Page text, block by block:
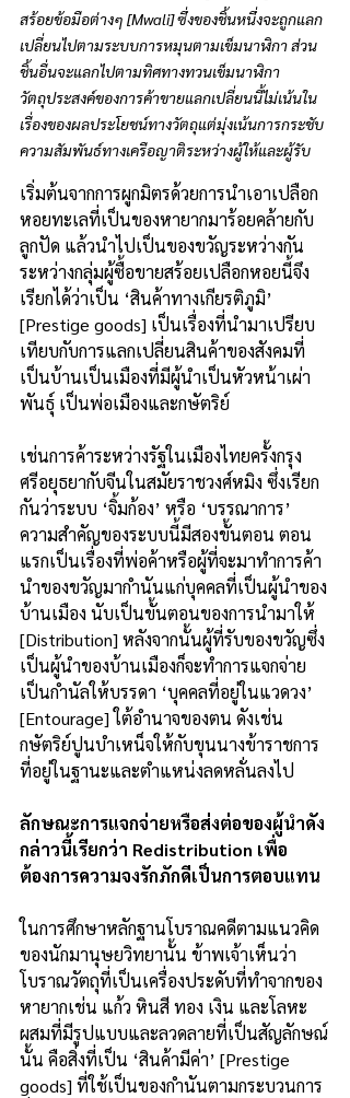
สร้อยข้อมือต่างๆ [Mwali] ซึ่งของชิ้นหนึ่งจะถูกแลก
เปลี่ยนไปตามระบบการหมุนตามเข็มนาฬิกา ส่วน
ชิ้นอื่นจะแลกไปตามทิศทางทวนเข็มนาฬิกา
วัตถุประสงค์ของการค้าขายแลกเปลี่ยนนี้ไม่เน้นใน
เรื่องของผลประโยชน์ทางวัตถุแต่มุ่งเน้นการกระชับ
ความสัมพันธ์ทางเครือญาติระหว่างผู้ให้และผู้รับ
เริ่มต้นจากการผูกมิตรด้วยการนำเอาเปลือก
หอยทะเลที่เป็นของหายากมาร้อยคล้ายกับ
ลูกปัด แล้วนำไปเป็นของขวัญระหว่างกัน
ระหว่างกลุ่มผู้ซื้อขายสร้อยเปลือกหอยนี้จึง
เรียกได้ว่าเป็น ‘สินค้าทางเกียรติภูมิ’
[Prestige goods] เป็นเรื่องที่นำมาเปรียบ
เทียบกับการแลกเปลี่ยนสินค้าของสังคมที่
เป็นบ้านเป็นเมืองที่มีผู้นำเป็นหัวหน้าเผ่า
พันธุ์ เป็นพ่อเมืองและกษัตริย์
เช่นการค้าระหว่างรัฐในเมืองไทยครั้งกรุง
ศรีอยุธยากับจีนในสมัยราชวงศ์หมิง ซึ่งเรียก
กันว่าระบบ ‘จิ้มก้อง’ หรือ ‘บรรณาการ’
ความสำคัญของระบบนี้มีสองขั้นตอน ตอน
แรกเป็นเรื่องที่พ่อค้าหรือผู้ที่จะมาทำการค้า
นำของขวัญมากำนันแก่บุคคลที่เป็นผู้นำของ
บ้านเมือง นับเป็นขั้นตอนของการนำมาให้
[Distribution] หลังจากนั้นผู้ที่รับของขวัญซึ่ง
เป็นผู้นำของบ้านเมืองก็จะทำการแจกจ่าย
เป็นกำนัลให้บรรดา ‘บุคคลที่อยู่ในแวดวง’
[Entourage] ใต้อำนาจของตน ดังเช่น
กษัตริย์ปูนบำเหน็จให้กับขุนนางข้าราชการ
ที่อยู่ในฐานะและตำแหน่งลดหลั่นลงไป
ลักษณะการแจกจ่ายหรือส่งต่อของผู้นำดัง
กล่าวนี้เรียกว่า Redistribution เพื่อ
ต้องการความจงรักภักดีเป็นการตอบแทน
ในการศึกษาหลักฐานโบราณคดีตามแนวคิด
ของนักมานุษยวิทยานั้น ข้าพเจ้าเห็นว่า
โบราณวัตถุที่เป็นเครื่องประดับที่ทำจากของ
หายากเช่น แก้ว หินสี ทอง เงิน และโลหะ
ผสมที่มีรูปแบบและลวดลายที่เป็นสัญลักษณ์
นั้น คือสิ่งที่เป็น ‘สินค้ามีค่า’ [Prestige
goods] ที่ใช้เป็นของกำนันตามกระบวนการ